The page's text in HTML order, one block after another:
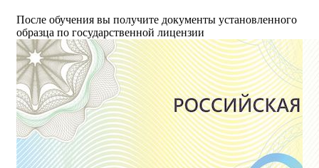
После обучения вы получите документы установленного
образца по государственной лицензии